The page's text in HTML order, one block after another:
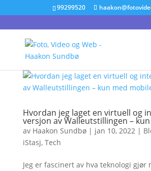
99299520
Hvordan jeg laget en virtuell og
versjon av Walleutstillingen –
av Haakon Sundbø| jan 10, 2022|
iStasj, Tech
Jeg er fascinert av hva teknologi gjør